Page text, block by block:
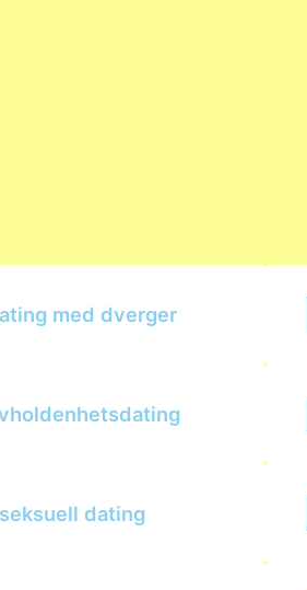
med dverger
dating